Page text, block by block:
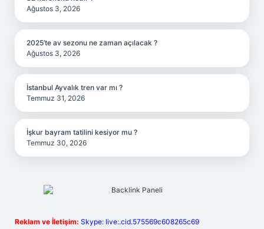
Ağustos 3, 2026
2025’te av sezonu ne zaman açılacak ?
Ağustos 3, 2026
İstanbul Ayvalık tren var mı ?
Temmuz 31, 2026
İşkur bayram tatilini kesiyor mu ?
Temmuz 30, 2026
Reklam ve İletişim: Skype: live:.cid.575569c608265c69